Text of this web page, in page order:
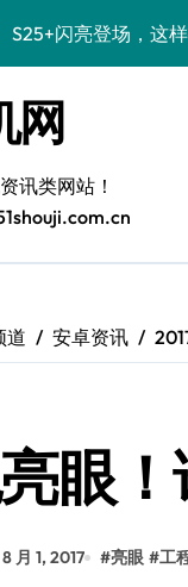
S25+闪亮登场，这
S26+颜值暴增！三
A56 5G新机登场，
三星S26上手秒变个
S25美化秘籍：个性
Galaxy C55 5G登场
S25 Ultra颜值炸裂
网
讯类网站！
道 安卓资讯
眼
8 月 1, 2017 #亮眼 #工